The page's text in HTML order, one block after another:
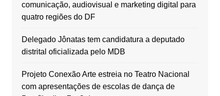
comunicação, audiovisual e marketing digital para
quatro regiões do DF
Delegado Jônatas tem candidatura a deputado
distrital oficializada pelo MDB
Projeto Conexão Arte estreia no Teatro Nacional
com apresentações de escolas de dança de